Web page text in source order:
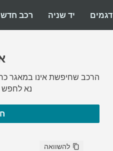
דגמים יד שניה רכב חדש
הרכב שחיפשת אינו במאגר
נא
להשוואה